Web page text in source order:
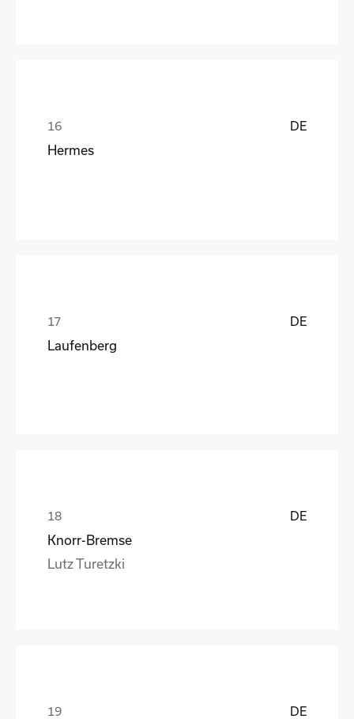
DE
Hermes
DE
Laufenberg
DE
Knorr-Bremse
Lutz Turetzki
DE